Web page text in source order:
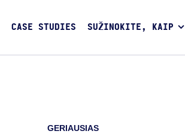
CASE STUDIES SUŽINOKITE, KAIP
GERIAUSIAS